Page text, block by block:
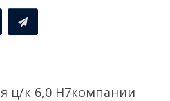
ц/к 6,0 Н7компании